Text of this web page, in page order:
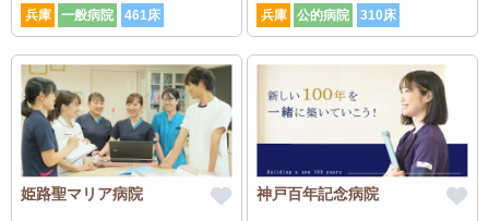
高等看護学院
【鳥取県】
鳥取県立倉吉総合看護専門学校、鳥取県立鳥取看護専門学校、鳥取大
学、米子医療センター附属看護学校
【島根県】
出雲医療看護専門学校、島根県立石見高等看護学院、島根県立大学、島
根大学、松江総合医療専門学校
兵庫 一般病院 461床 兵庫 公的病院 310床
姫路聖マリア病院 神戸百年記念病院